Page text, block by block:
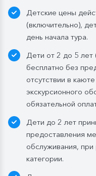
Ужин:
заказная
напиток (1 стакан,
белое / игристое
Бутилированная
Каюты класса
ежедневное
Стандартные
день посадки:
— в рейсах до 4
л.) при
Детские цены
(включительно),
день начала тура.
Дети от 2 до 5 лет
бесплатно без
отсутствии в
экскурсионного
обязательной
Дети до 2 лет
предоставления
обслуживания,
категории.